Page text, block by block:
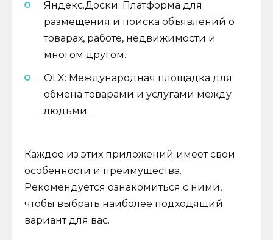
Яндекс.Доски: Платформа для
размещения и поиска объявлений о
товарах, работе, недвижимости и
многом другом.
OLX: Международная площадка для
обмена товарами и услугами между
людьми.
Каждое из этих приложений имеет свои
особенности и преимущества.
Рекомендуется ознакомиться с ними,
чтобы выбрать наиболее подходящий
вариант для вас.